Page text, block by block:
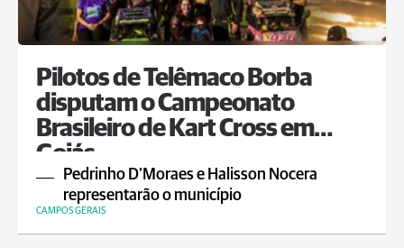
Pilotos de Telêmaco Borba
disputam o Campeonato
Brasileiro de Kart Cross em
Goiás
Pedrinho D'Moraes e Halisson Nocera
representarão o município
CAMPOS GERAIS